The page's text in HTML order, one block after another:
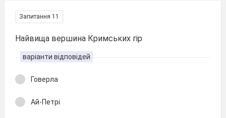
Запитання 11
Найвища вершина Кримських гір
варіанти відповідей
Говерла
Ай-Петрі